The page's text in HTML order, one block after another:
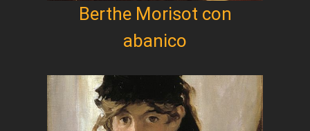
Berthe Morisot con
abanico